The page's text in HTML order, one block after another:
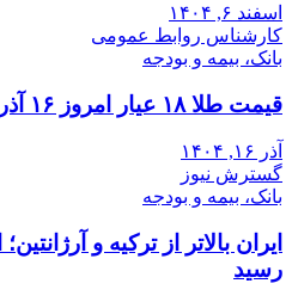
اسفند ۶, ۱۴۰۴
کارشناس روابط عمومی
بانک، بیمه و بودجه
قیمت طلا ۱۸ عیار امروز ۱۶ آذر اعلام شد + جدول
آذر ۱۶, ۱۴۰۴
گسترش نیوز
بانک، بیمه و بودجه
ایران بالاتر از ترکیه و
رسید